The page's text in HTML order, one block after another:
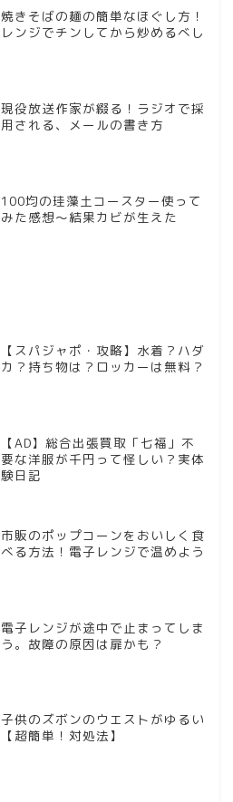
焼きそばの麺の簡単なほぐし方！
レンジでチンしてから炒めるべし
現役放送作家が綴る！ラジオで採
用される、メールの書き方
100均の珪藻土コースター使って
みた感想～結果カビが生えた
【スパジャポ・攻略】水着？ハダ
カ？持ち物は？ロッカーは無料？
【AD】総合出張買取「七福」不
要な洋服が千円って怪しい？実体
験日記
市販のポップコーンをおいしく食
べる方法！電子レンジで温めよう
電子レンジが途中で止まってしま
う。故障の原因は扉かも？
子供のズボンのウエストがゆるい
【超簡単！対処法】